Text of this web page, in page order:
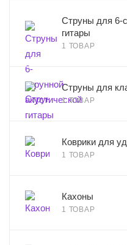
Струны для 6-
гитары
1 ТОВАР
Струны для
1 ТОВАР
Коврики для
1 ТОВАР
Кахоны
1 ТОВАР